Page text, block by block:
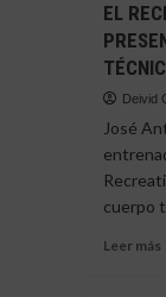
A
EL
Deivid
José
cuerpo
Leer más